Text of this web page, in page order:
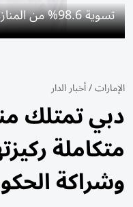
تسوية 98.6% من المنازعات العمالية خلال 6 أشهر
الإمارات/أخبار الدار
دبي تمتلك
متكاملة
وشراكة